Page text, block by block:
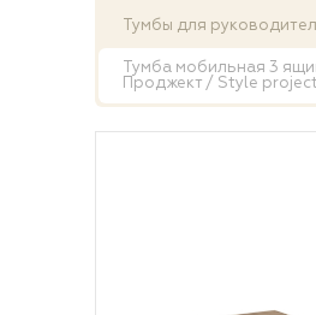
Тумбы для
Тумба мобильная 3
Проджект / Style